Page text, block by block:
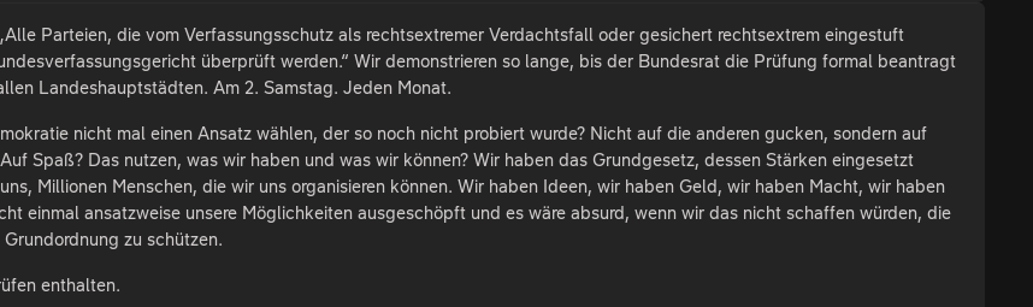
Parteien, die vom Verfassungsschutz als rechtsextremer Verdachtsfall oder gesichert rechtsextrem eingestuft
überprüft werden.“ Wir demonstrieren so lange, bis der Bundesrat die Prüfung formal beantragt
Landeshauptstädten. Am 2. Samstag. Jeden Monat.
nicht mal einen Ansatz wählen, der so noch nicht probiert wurde? Nicht auf die anderen gucken, sondern auf
Spaß? Das nutzen, was wir haben und was wir können? Wir haben das Grundgesetz, dessen Stärken eingesetzt
Millionen Menschen, die wir uns organisieren können. Wir haben Ideen, wir haben Geld, wir haben Macht, wir haben
einmal ansatzweise unsere Möglichkeiten ausgeschöpft und es wäre absurd, wenn wir das nicht schaffen würden, die
zu schützen.
enthalten.